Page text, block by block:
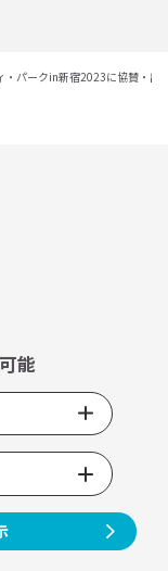
・パークin新宿2023に協賛・出
能